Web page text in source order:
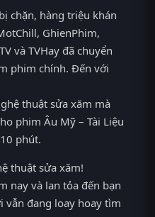
chặn, hàng triệu khán
GhienPhim,
và TVHay đã chuyển
phim chính. Đến với
thuật sửa xăm mà
phim Âu Mỹ – Tài Liệu
phút.
thuật sửa xăm!
nay và lan tỏa đến bạn
vẫn đang loay hoay tìm